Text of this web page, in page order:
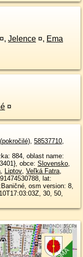
¤, Jelence ¤, Ema
¤
58537710
obce: Slovensko
Liptov Veľká Fatra
lat:
osm version: 8,
30, 50,